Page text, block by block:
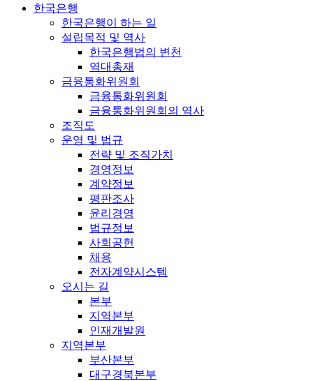
한국은행
한국은행이 하는 일
설립목적 및 역사
한국은행법의 변천
역대총재
금융통화위원회
금융통화위원회
금융통화위원회의 역사
조직도
운영 및 법규
전략 및 조직가치
경영정보
계약정보
평판조사
윤리경영
법규정보
사회공헌
채용
전자계약시스템
오시는 길
본부
지역본부
인재개발원
지역본부
부산본부
대구경북본부